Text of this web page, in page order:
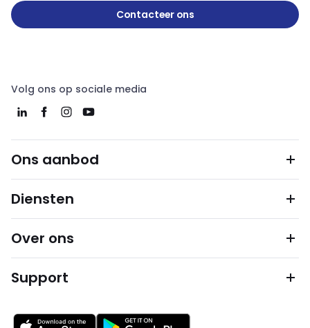
Contacteer ons
Volg ons op sociale media
Ons aanbod
Diensten
Over ons
Support